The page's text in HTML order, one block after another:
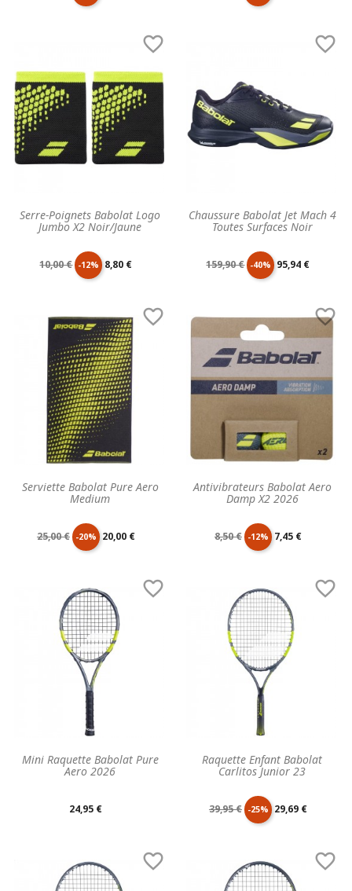
Serre-Poignets Babolat Logo
Jumbo X2 Noir/Jaune

Prix
base
10,00 € -12% Prix
8,80 €
Chaussure Babolat Jet Mach 4
Toutes Surfaces Noir

Prix
base
159,90 € -40% Prix
95,94 €
Serviette Babolat Pure Aero
Medium

Prix
base
25,00 € -20% Prix
20,00 €
Antivibrateurs Babolat Aero
Damp X2 2026

Prix
base
8,50 € -12% Prix
7,45 €
Mini Raquette Babolat Pure
Aero 2026

Prix
24,95 €
Raquette Enfant Babolat
Carlitos Junior 23

Prix
base
39,95 € -25% Prix
29,69 €
 